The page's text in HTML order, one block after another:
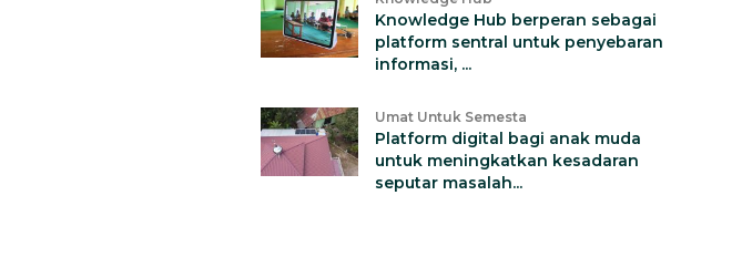
Knowledge Hub berperan sebagai
platform sentral untuk penyebaran
informasi, ...
Umat Untuk Semesta
Platform digital bagi anak muda
untuk meningkatkan kesadaran
seputar masalah...